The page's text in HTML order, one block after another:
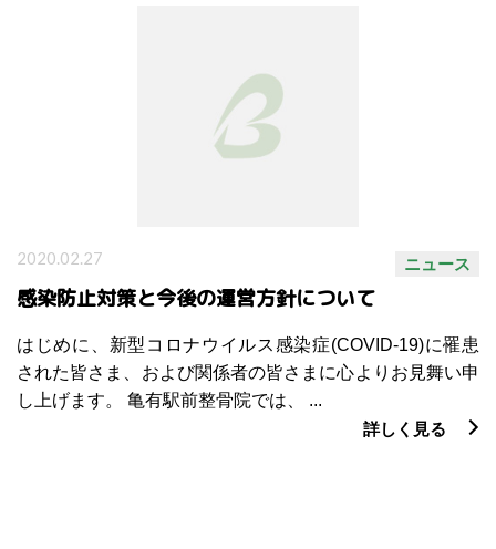
ニュース
2020.02.27
感染防止対策と今後の運営方針について
はじめに、新型コロナウイルス感染症(COVID-19)に罹患
された皆さま、および関係者の皆さまに心よりお見舞い申
し上げます。 亀有駅前整骨院では、 ...
詳しく見る